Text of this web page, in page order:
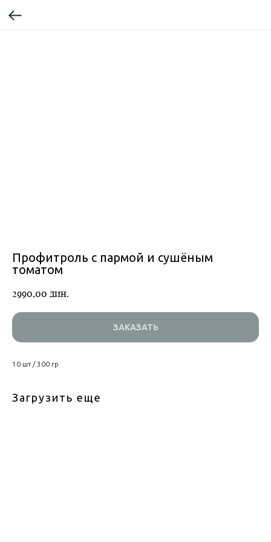
Профитроль с пармой и сушёным
томатом
2990,00 дин.
ЗАКАЗАТЬ
10 шт / 300 гр
Загрузить еще